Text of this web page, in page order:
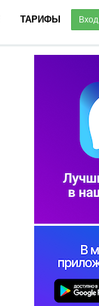
ТАРИФЫ Вход